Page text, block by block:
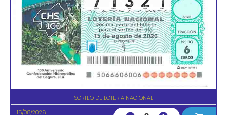
SORTEO DE LOTERIA NACIONAL
15/08/2026